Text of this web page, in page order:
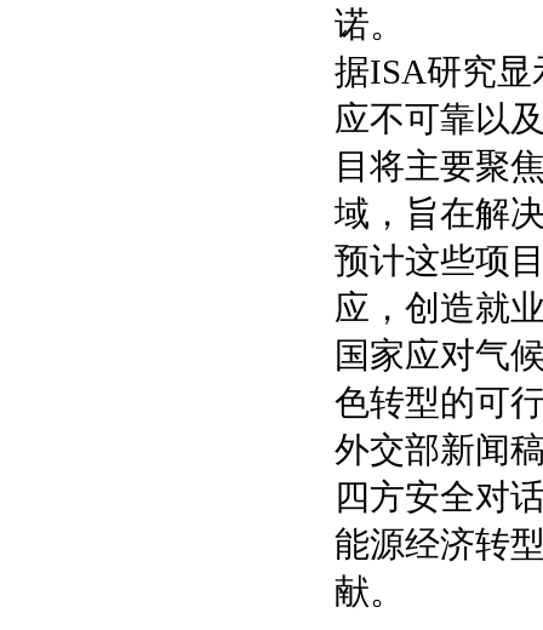
诺。
据ISA研究
应不可靠以
目将主要聚
域，旨在解
预计这些项
应，创造就
国家应对气
色转型的可
外交部新闻
四方安全对
能源经济转
献。